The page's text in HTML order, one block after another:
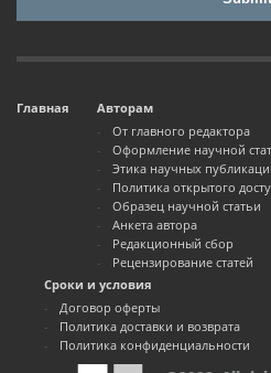
Главная
Авторам
От главного редактора
Оформление научной
Этика научных
Политика открытого
Образец научной статьи
Анкета автора
Редакционный сбор
Рецензирование статей
Сроки и условия
Договор оферты
Политика доставки и возврата
Политика конфиденциальности